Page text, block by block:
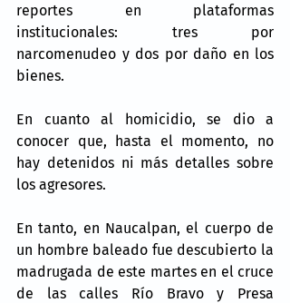
reportes en plataformas
institucionales: tres por
narcomenudeo y dos por daño en los
bienes.
En cuanto al homicidio, se dio a
conocer que, hasta el momento, no
hay detenidos ni más detalles sobre
los agresores.
En tanto, en Naucalpan, el cuerpo de
un hombre baleado fue descubierto la
madrugada de este martes en el cruce
de las calles Río Bravo y Presa